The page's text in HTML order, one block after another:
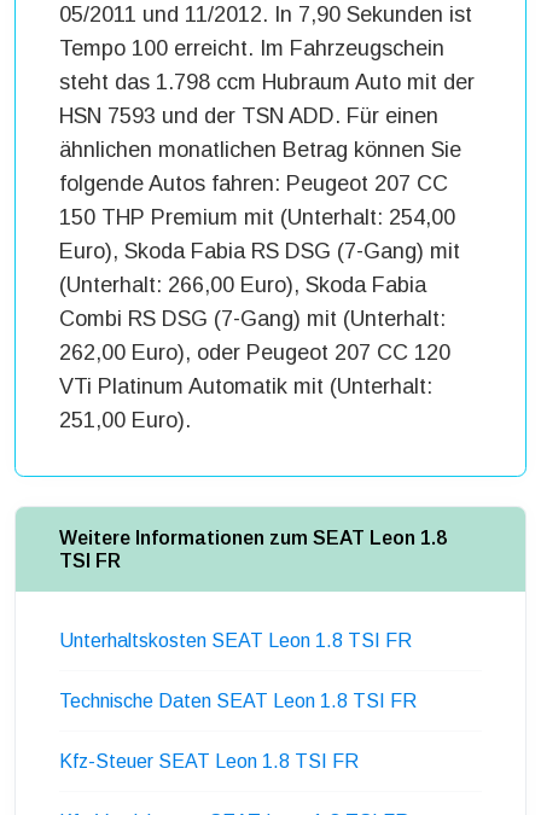
05/2011 und 11/2012. In 7,90 Sekunden ist
Tempo 100 erreicht. Im Fahrzeugschein
steht das 1.798 ccm Hubraum Auto mit der
HSN 7593 und der TSN ADD. Für einen
ähnlichen monatlichen Betrag können Sie
folgende Autos fahren: Peugeot 207 CC
150 THP Premium mit (Unterhalt: 254,00
Euro), Skoda Fabia RS DSG (7-Gang) mit
(Unterhalt: 266,00 Euro), Skoda Fabia
Combi RS DSG (7-Gang) mit (Unterhalt:
262,00 Euro), oder Peugeot 207 CC 120
VTi Platinum Automatik mit (Unterhalt:
251,00 Euro).
Weitere Informationen zum SEAT Leon 1.8
TSI FR
Unterhaltskosten SEAT Leon 1.8 TSI FR
Technische Daten SEAT Leon 1.8 TSI FR
Kfz-Steuer SEAT Leon 1.8 TSI FR